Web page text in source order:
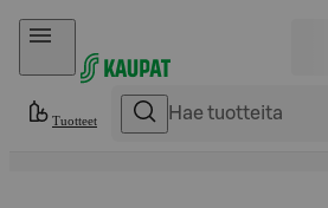
Hyppää sisältöön
Tuotteet